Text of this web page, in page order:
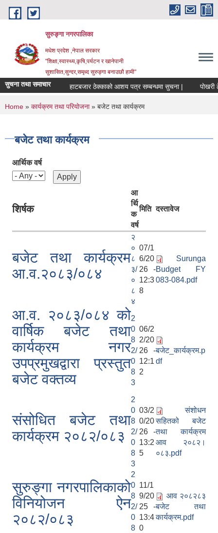
Skip to main content
सुरुङ्‍गा नगरपालिका
मधेश प्रदेश ,नेपाल सरकार
"शिक्षा,स्वास्थ्य,कृषि,पर्यटन र खानेपानी
सुशासित,सुन्दर,समृध्द सुरुङ्गा बनाउछौ हामी"
सुचना तथा समाचार हाटबजार ठेक्काको आशय पत्र सम्बन्धमा सुचना | पोखरी
You are here
Home » कार्यक्रम तथा परियोजना» बजेट तथा कार्यक्रम
बजेट तथा कार्यक्रम
आर्थिक वर्ष
शिर्षक
आ
र्थि
क
वर्ष
मिति दस्तावेज
बजेट तथा कार्यक्रम
आ.व.२०८३/०८४
२
०
८
३/
०
८
४
07/1
6/20
26 -
12:3
8
Surunga
Budget FY
083-084.pdf
आ.व. २०८३/०८४ को
वार्षिक बजेट तथा
कार्यक्रम नगर
उपप्रमुखद्वारा प्रस्तुत
बजेट वक्तव्य
2
0
8
2/
0
8
3
06/2
2/20
26 -
12:1
2
बजेट_कार्यक्रम.p
df
संसोधित बजेट तथा
कार्यक्रम २०८२/०८३
2
0
8
2/
0
8
3
03/2
0/20
26 -
13:2
5
संशोधन
सहितको बजेट
तथा कार्यक्रम
आव २०८२।
०८३.pdf
सुरुङ्गा नगरपालिकाको
विनियोजन ऐन
२०८२/०८३
2
0
8
2/
0
8
11/1
9/20
25 -
13:4
0
आव २०८२८३
बजेट तथा
कार्यक्रम.pdf